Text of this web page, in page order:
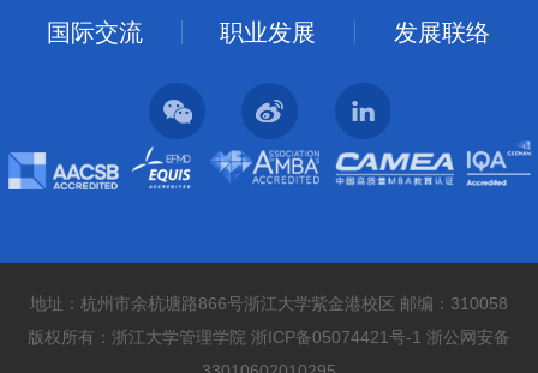
国际交流
职业发展 发展联络
地址：杭州市余杭塘路866号浙江大学紫金港校区 邮编：310058
版权所有：浙江大学管理学院 浙ICP备05074421号-1 浙公网安备